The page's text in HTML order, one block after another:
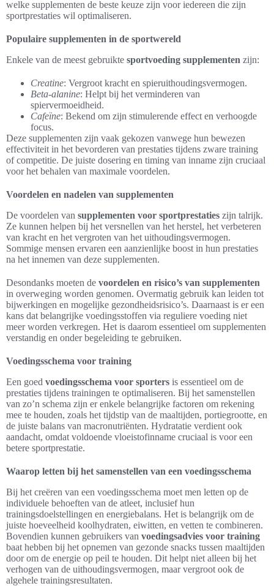
welke supplementen de beste keuze zijn voor iedereen die zijn
sportprestaties wil optimaliseren.
Populaire supplementen in de sportwereld
Enkele van de meest gebruikte sportvoeding supplementen zijn:
Creatine: Vergroot kracht en spieruithoudingsvermogen.
Beta-alanine: Helpt bij het verminderen van
spiervermoeidheid.
Cafeïne: Bekend om zijn stimulerende effect en verhoogde
focus.
Deze supplementen zijn vaak gekozen vanwege hun bewezen
effectiviteit in het bevorderen van prestaties tijdens zware training
of competitie. De juiste dosering en timing van inname zijn cruciaal
voor het behalen van maximale voordelen.
Voordelen en nadelen van supplementen
De voordelen van supplementen voor sportprestaties zijn talrijk.
Ze kunnen helpen bij het versnellen van het herstel, het verbeteren
van kracht en het vergroten van het uithoudingsvermogen.
Sommige mensen ervaren een aanzienlijke boost in hun prestaties
na het innemen van deze supplementen.
Desondanks moeten de voordelen en risico’s van supplementen
in overweging worden genomen. Overmatig gebruik kan leiden tot
bijwerkingen en mogelijke gezondheidsrisico’s. Daarnaast is er een
kans dat belangrijke voedingsstoffen via reguliere voeding niet
meer worden verkregen. Het is daarom essentieel om supplementen
verstandig en onder begeleiding te gebruiken.
Voedingsschema voor training
Een goed voedingsschema voor sporters is essentieel om de
prestaties tijdens trainingen te optimaliseren. Bij het samenstellen
van zo’n schema zijn er enkele belangrijke factoren om rekening
mee te houden, zoals het tijdstip van de maaltijden, portiegrootte, en
de juiste balans van macronutriënten. Hydratatie verdient ook
aandacht, omdat voldoende vloeistofinname cruciaal is voor een
betere sportprestatie.
Waarop letten bij het samenstellen van een voedingsschema
Bij het creëren van een voedingsschema moet men letten op de
individuele behoeften van de atleet, inclusief hun
trainingsdoelstellingen en energiebalans. Het is belangrijk om de
juiste hoeveelheid koolhydraten, eiwitten, en vetten te combineren.
Bovendien kunnen gebruikers van voedingsadvies voor training
baat hebben bij het opnemen van gezonde snacks tussen maaltijden
door om de energie op peil te houden. Dit helpt niet alleen bij het
verhogen van de uithoudingsvermogen, maar vergroot ook de
algehele trainingsresultaten.